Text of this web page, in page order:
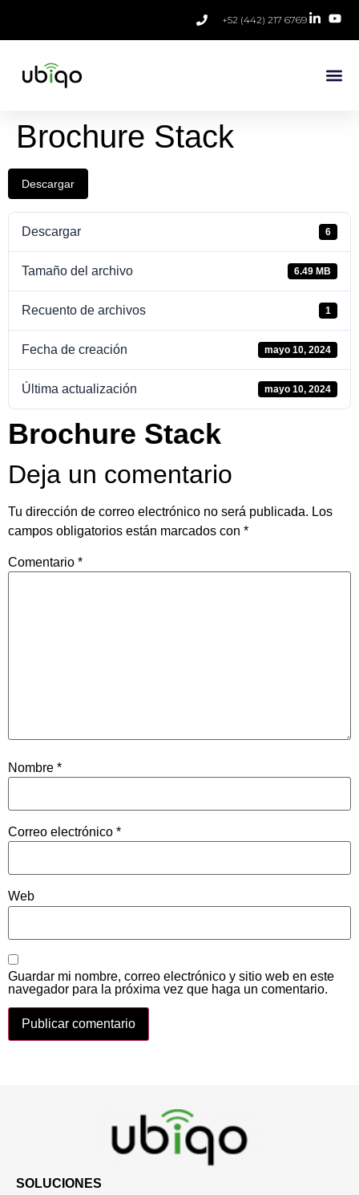
+52 (442) 217 6769
Brochure Stack
Descargar
Descargar 6
Tamaño del archivo 6.49 MB
Recuento de archivos 1
Fecha de creación mayo 10, 2024
Última actualización mayo 10, 2024
Brochure Stack
Deja un comentario
Tu dirección de correo electrónico no será publicada. Los
campos obligatorios están marcados con *
Comentario *
Nombre *
Correo electrónico *
Web
Guardar mi nombre, correo electrónico y sitio web en este
navegador para la próxima vez que haga un comentario.
SOLUCIONES